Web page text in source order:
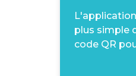
plus simple
code QR